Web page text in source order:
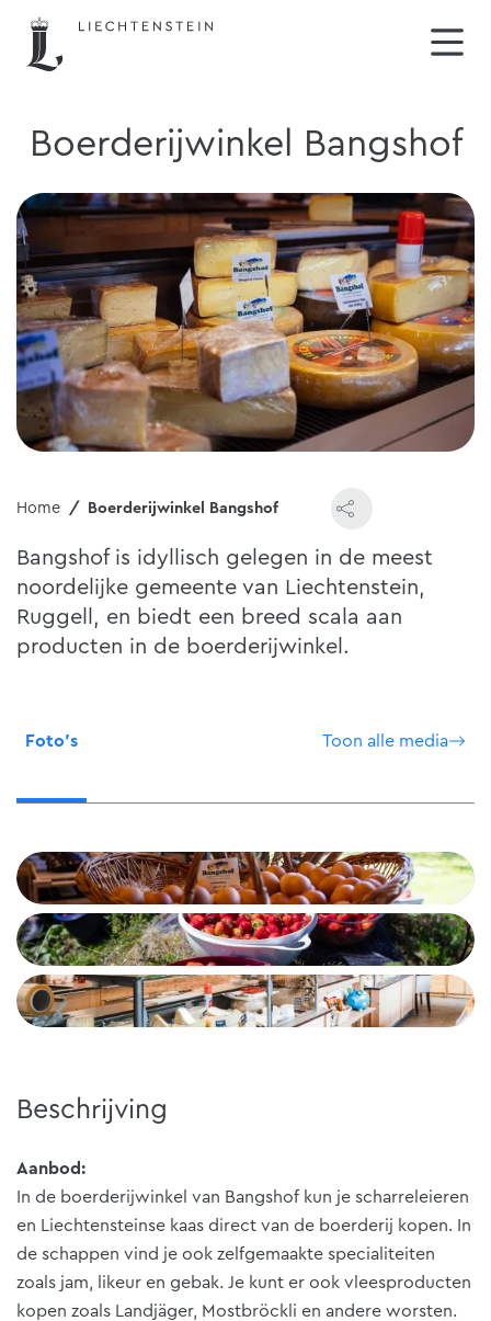
Boerderijwinkel Bangshof
Home Boerderijwinkel Bangshof
Bangshof is idyllisch gelegen in de meest
noordelijke gemeente van Liechtenstein,
Ruggell, en biedt een breed scala aan
producten in de boerderijwinkel.
Foto's Toon alle media
Beschrijving
Aanbod:
In de boerderijwinkel van Bangshof kun je scharreleieren
en Liechtensteinse kaas direct van de boerderij kopen. In
de schappen vind je ook zelfgemaakte specialiteiten
zoals jam, likeur en gebak. Je kunt er ook vleesproducten
kopen zoals Landjäger, Mostbröckli en andere worsten.